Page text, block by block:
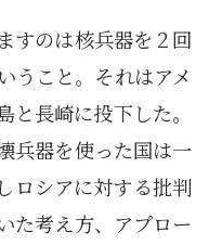
すのは核兵器を２回
うこと。それはアメ
と長崎に投下した。
兵器を使った国は一
ロシアに対する批判
た考え方、アプロー